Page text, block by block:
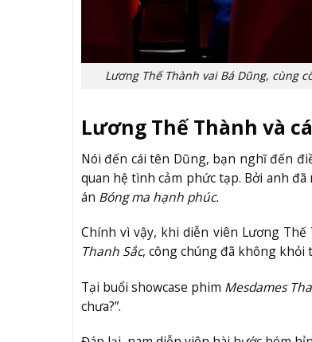
Lương Thế Thành vai Bá Dũng, cùng
Lương Thế Thành và
Nói đến cái tên Dũng, bạn nghĩ đến
quan hệ tình cảm phức tạp. Bởi anh
án Bóng ma hạnh phúc.
Chính vì vậy, khi diễn viên Lương
Thanh Sắc, công chúng đã không khỏi
Tại buổi showcase phim Mesdames
chưa?”.